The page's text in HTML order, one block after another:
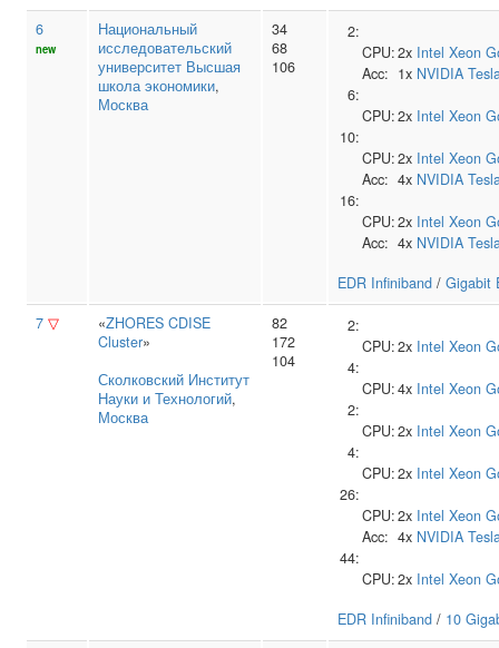
6
new
Национальный
исследовательский
университет Высшая
школа экономики,
Москва
34
68
106
2:
CPU:2x Intel Xeon
Acc: 1x NVIDIA
6:
CPU:2x Intel Xeon
10:
CPU:2x Intel Xeon
Acc: 4x NVIDIA
16:
CPU:2x Intel Xeon
Acc: 4x NVIDIA
EDR Infiniband / Gigabit
7 ▽ «ZHORES CDISE
Cluster»
Сколковский Институт
Науки и Технологий,
Москва
82
172
104
2:
CPU:2x Intel Xeon
4:
CPU:4x Intel Xeon
2:
CPU:2x Intel Xeon
4:
CPU:2x Intel Xeon
26:
CPU:2x Intel Xeon
Acc: 4x NVIDIA
44:
CPU:2x Intel Xeon
EDR Infiniband / 10